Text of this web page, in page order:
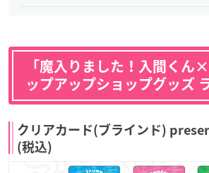
「魔入りました！入間くん
ップアップショップグッズ
クリアカード(ブラインド)
(税込)